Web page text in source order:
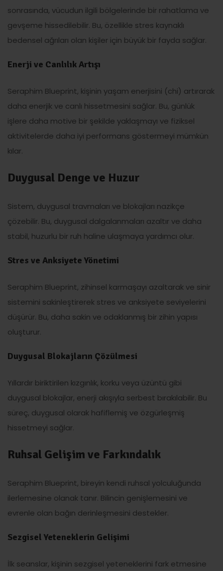
sonrasında, vücudun ilgili bölgelerinde bir rahatlama ve
gevşeme hissedilebilir. Bu, özellikle stres kaynaklı
bedensel ağrıları olan kişiler için büyük bir fayda sağlar.
Enerji ve Canlılık Artışı
Seraphim Blueprint, kişinin yaşam enerjisini (chi) artırarak
daha enerjik ve canlı hissetmesini sağlar. Bu, günlük
işlere daha motive bir şekilde yaklaşmayı ve fiziksel
aktivitelerde daha iyi performans göstermeyi mümkün
kılar.
Duygusal Denge ve Huzur
Sistem, duygusal travmaları ve blokajları nazikçe
çözebilir. Bu, duygusal dalgalanmaları azaltır ve daha
stabil, huzurlu bir ruh haline ulaşmaya yardımcı olur.
Stres ve Anksiyete Yönetimi
Seraphim Blueprint, zihinsel karmaşayı azaltarak ve sinir
sistemini sakinleştirerek stres ve anksiyete seviyelerini
düşürür. Bu, daha sakin ve odaklanmış bir zihin yapısı
oluşturur.
Duygusal Blokajların Çözülmesi
Yıllardır biriktirilen kızgınlık, korku veya üzüntü gibi
duygusal blokajlar, enerji akışıyla serbest bırakılabilir. Bu
süreç, duygusal olarak hafiflemiş ve özgürleşmiş
hissetmeyi sağlar.
Ruhsal Gelişim ve Farkındalık
Seraphim Blueprint, bireyin kendi ruhsal yolculuğunda
ilerlemesine olanak tanır. Bilincin genişlemesini ve
evrenle olan bağın derinleşmesini destekler.
Sezgisel Yeteneklerin Gelişimi
İlk seanslar, kişinin sezgisel yeteneklerini fark etmesine